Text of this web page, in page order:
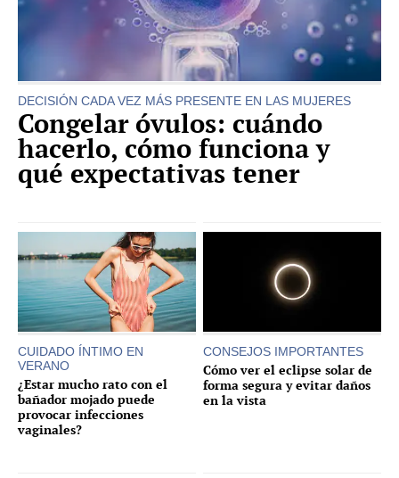
DECISIÓN CADA VEZ MÁS PRESENTE EN LAS MUJERES
Congelar óvulos: cuándo
hacerlo, cómo funciona y
qué expectativas tener
CUIDADO ÍNTIMO EN
VERANO
¿Estar mucho rato con el
bañador mojado puede
provocar infecciones
vaginales?
CONSEJOS IMPORTANTES
Cómo ver el eclipse solar de
forma segura y evitar daños
en la vista